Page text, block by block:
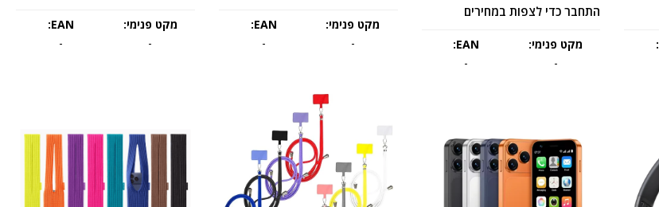
התחבר כדי לצפות במחירים
מקט פנימי:
-
EAN:
-
מקט פנימי:
-
EAN:
-
מקט פנימי:
-
EAN:
-